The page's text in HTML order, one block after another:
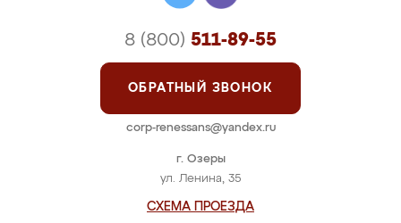
г. Озеры
ул. Ленина, 35
СХЕМА ПРОЕЗДА
8 (800) 511-89-55
ОБРАТНЫЙ ЗВОНОК
corp-renessans@yandex.ru